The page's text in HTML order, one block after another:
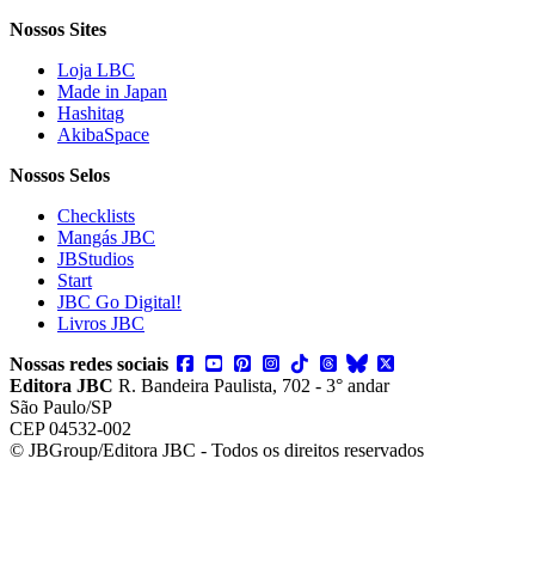
Nossos Sites
Loja LBC
Made in Japan
Hashitag
AkibaSpace
Nossos Selos
Checklists
Mangás JBC
JBStudios
Start
JBC Go Digital!
Livros JBC
Nossas redes sociais
Editora JBC R. Bandeira Paulista, 702 - 3° andar
São Paulo/SP
CEP 04532-002
© JBGroup/Editora JBC - Todos os direitos reservados